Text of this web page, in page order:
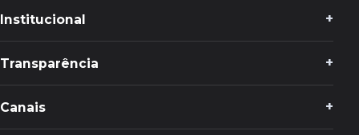
Institucional
Transparência
Canais